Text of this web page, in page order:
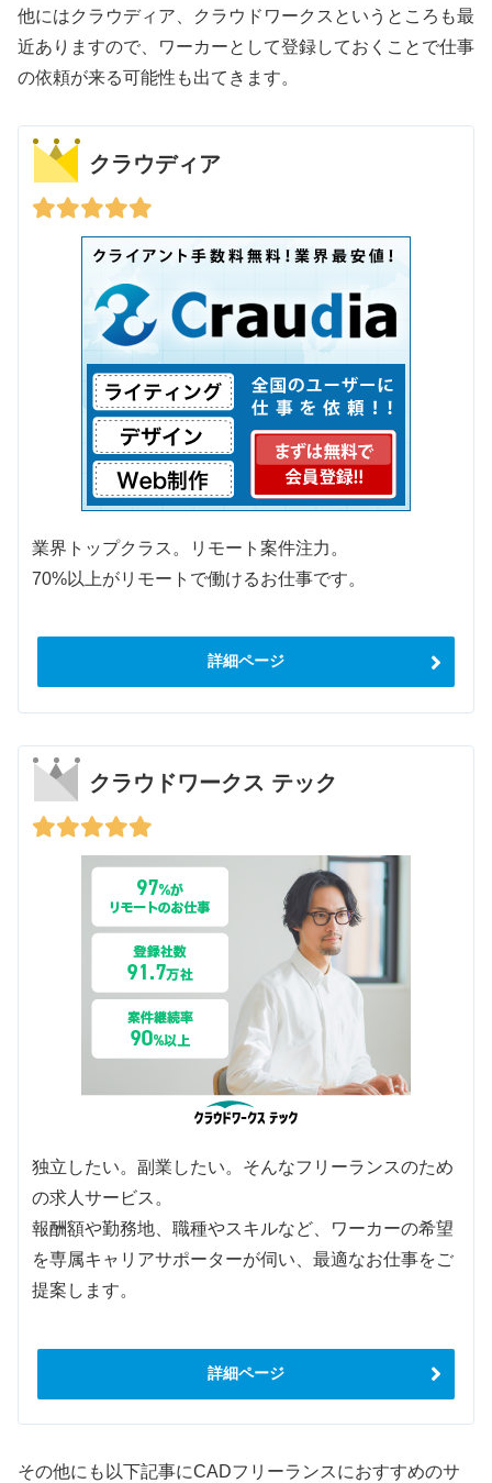
他にはクラウディア、クラウドワークスというところも最
近ありますので、ワーカーとして登録しておくことで仕事
の依頼が来る可能性も出てきます。
クラウディア
業界トップクラス。リモート案件注力。
70%以上がリモートで働けるお仕事です。
詳細ページ
クラウドワークス テック
独立したい。副業したい。そんなフリーランスのため
の求人サービス。
報酬額や勤務地、職種やスキルなど、ワーカーの希望
を専属キャリアサポーターが伺い、最適なお仕事をご
提案します。
詳細ページ
その他にも以下記事にCADフリーランスにおすすめのサ